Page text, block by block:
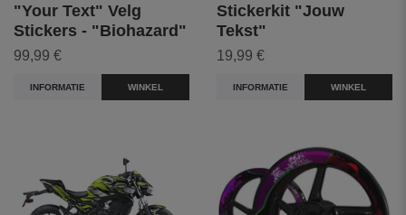
"Your Text" Velg
Stickers - "Biohazard"
99,99 €
INFORMATIE WINKEL
Stickerkit "Jouw
Tekst"
19,99 €
INFORMATIE WINKEL